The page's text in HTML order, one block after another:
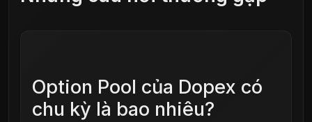
Option Pool của Dopex có
chu kỳ là bao nhiêu?